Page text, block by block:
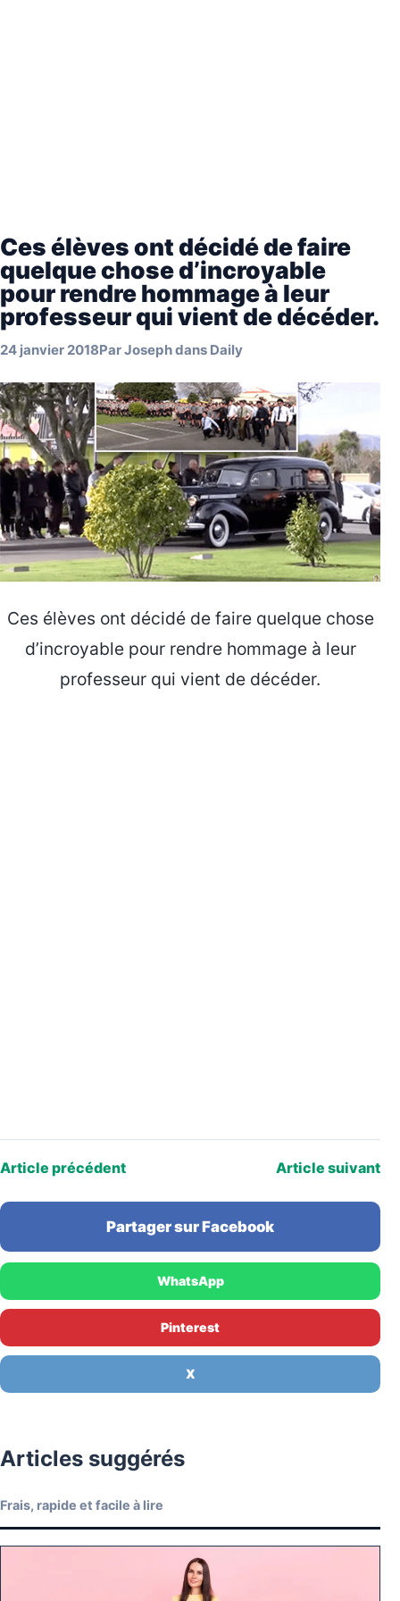
Ces élèves ont décidé de faire
quelque chose d’incroyable
pour rendre hommage à leur
professeur qui vient de décéder.
24 janvier 2018ParJosephdans Daily
Ces élèves ont décidé de faire quelque chose
d’incroyable pour rendre hommage à leur
professeur qui vient de décéder.
Article précédent Article suivant
Partager sur Facebook
WhatsApp
Pinterest
X
Articles suggérés
Frais, rapide et facile à lire